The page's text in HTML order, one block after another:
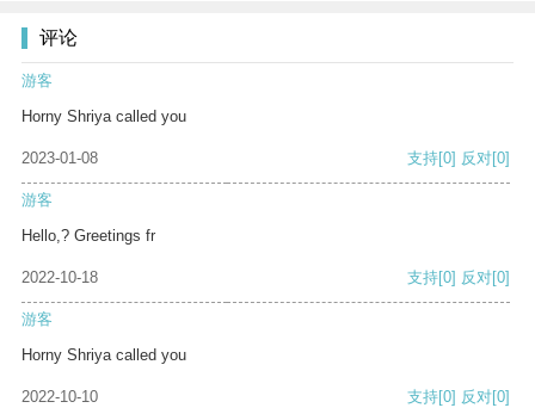
评论
游客
Horny Shriya called you
2023-01-08 支持[0] 反对[0]
游客
Hello,? Greetings fr
2022-10-18 支持[0] 反对[0]
游客
Horny Shriya called you
2022-10-10 支持[0] 反对[0]